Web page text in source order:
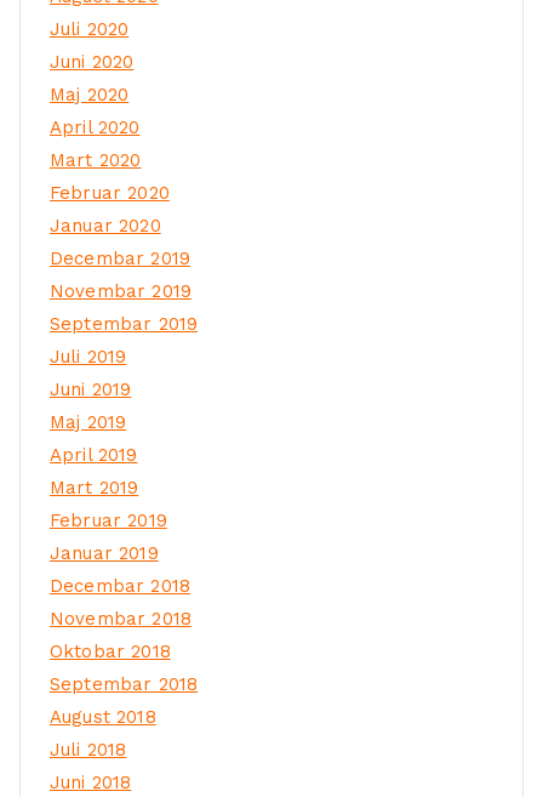
Juli 2020
Juni 2020
Maj 2020
April 2020
Mart 2020
Februar 2020
Januar 2020
Decembar 2019
Novembar 2019
Septembar 2019
Juli 2019
Juni 2019
Maj 2019
April 2019
Mart 2019
Februar 2019
Januar 2019
Decembar 2018
Novembar 2018
Oktobar 2018
Septembar 2018
August 2018
Juli 2018
Juni 2018